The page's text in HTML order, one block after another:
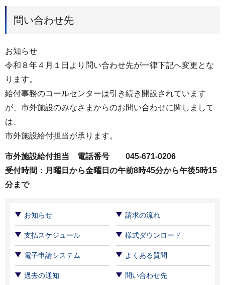
問い合わせ先
お知らせ
令和８年４月１日より問い合わせ先が一律下記へ変更とな
ります。
給付事務のコールセンターは引き続き開設されています
が、市外施設のみなさまからのお問い合わせに関しまして
は、
市外施設給付担当が承ります。
市外施設給付担当 電話番号 045-671-0206
受付時間：月曜日から金曜日の午前8時45分から午後5時15
分まで
お知らせ 請求の流れ
支払スケジュール 様式ダウンロード
電子申請システム よくある質問
過去の通知 問い合わせ先